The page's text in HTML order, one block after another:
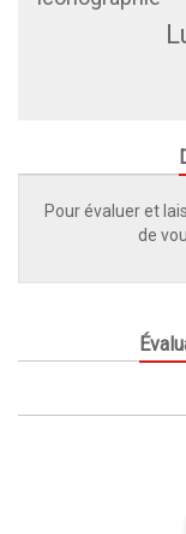
Pour évaluer et
de